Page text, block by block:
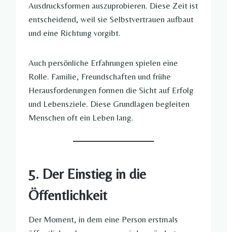
Ausdrucksformen auszuprobieren. Diese Zeit ist
entscheidend, weil sie Selbstvertrauen aufbaut
und eine Richtung vorgibt.
Auch persönliche Erfahrungen spielen eine
Rolle. Familie, Freundschaften und frühe
Herausforderungen formen die Sicht auf Erfolg
und Lebensziele. Diese Grundlagen begleiten
Menschen oft ein Leben lang.
5. Der Einstieg in die
Öffentlichkeit
Der Moment, in dem eine Person erstmals